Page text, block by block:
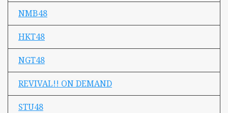
NMB48
HKT48
NGT48
REVIVAL!! ON DEMAND
STU48